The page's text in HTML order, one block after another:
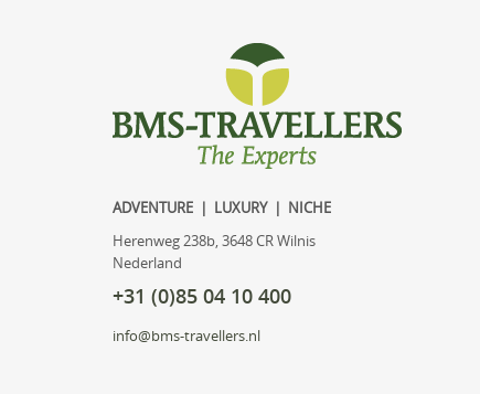
ADVENTURE | LUXURY | NICHE
Herenweg 238b, 3648 CR Wilnis
Nederland
+31 (0)85 04 10 400
info@bms-travellers.nl